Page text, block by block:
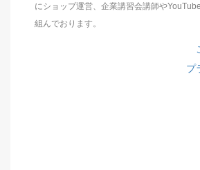
にショップ運営、企業講習会講師や
組んでおります。
プ